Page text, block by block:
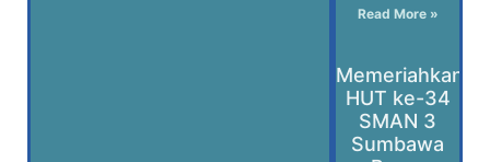
Read More »
Memeriahkan
HUT ke-34
SMAN 3
Sumbawa